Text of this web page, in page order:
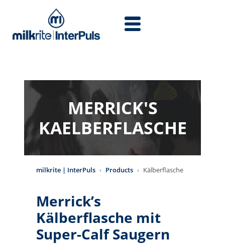
MERRICK'S
KAELBERFLASCHE
milkrite | InterPuls Products Kälberflasche
Merrick’s
Kälberflasche mit
Super-Calf Saugern